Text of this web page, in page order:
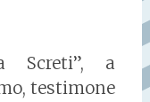
Screti”, a
testimone